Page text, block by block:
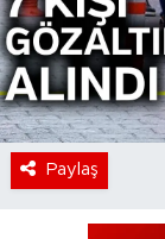
Paylaş